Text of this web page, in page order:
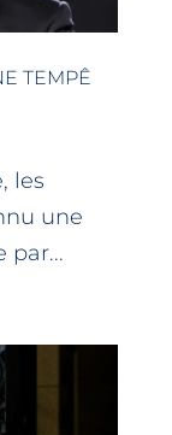
TEMPÊ
les
une
par...